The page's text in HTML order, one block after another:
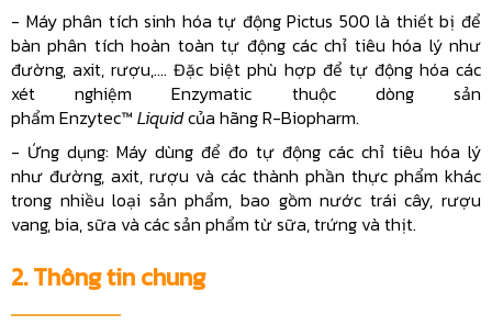
- Máy phân tích sinh hóa tự động Pictus 500 là thiết bị để
bàn phân tích hoàn toàn tự động các chỉ tiêu hóa lý như
đường, axit, rượu,.... Đặc biệt phù hợp để tự động hóa các
xét nghiệm Enzymatic thuộc dòng sản
phẩm Enzytec™ Liquidcủa hãng R-Biopharm.
- Ứng dụng: Máy dùng để đo tự động các chỉ tiêu hóa lý
như đường, axit, rượu và các thành phần thực phẩm khác
trong nhiều loại sản phẩm, bao gồm nước trái cây, rượu
vang, bia, sữa và các sản phẩm từ sữa, trứng và thịt.
2. Thông tin chung